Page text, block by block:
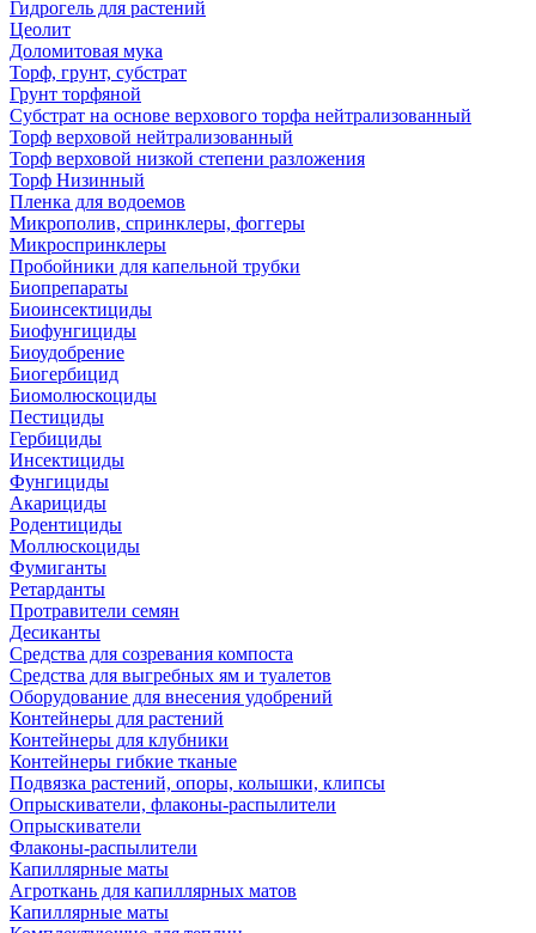
Гидрогель для растений
Цеолит
Доломитовая мука
Торф, грунт, субстрат
Грунт торфяной
Субстрат на основе верхового торфа нейтрализованный
Торф верховой нейтрализованный
Торф верховой низкой степени разложения
Торф Низинный
Пленка для водоемов
Микрополив, спринклеры, фоггеры
Микроспринклеры
Пробойники для капельной трубки
Биопрепараты
Биоинсектициды
Биофунгициды
Биоудобрение
Биогербицид
Биомолюскоциды
Пестициды
Гербициды
Инсектициды
Фунгициды
Акарициды
Родентициды
Моллюскоциды
Фумиганты
Ретарданты
Протравители семян
Десиканты
Средства для созревания компоста
Средства для выгребных ям и туалетов
Оборудование для внесения удобрений
Контейнеры для растений
Контейнеры для клубники
Контейнеры гибкие тканые
Подвязка растений, опоры, колышки, клипсы
Опрыскиватели, флаконы-распылители
Опрыскиватели
Флаконы-распылители
Капиллярные маты
Агроткань для капиллярных матов
Капиллярные маты